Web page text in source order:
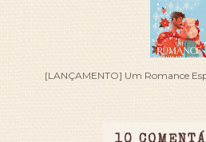
[LANÇAMENTO] Um Romance